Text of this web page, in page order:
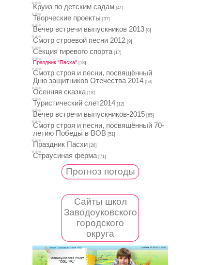
Круиз по детским садам [41]
Творческие проекты [37]
Вечер встречи выпускников 2013 [8]
Смотр строевой песни 2012 [9]
Секция гиревого спорта [17]
Праздник "Пасха" [18]
Смотр строя и песни, посвящённый
Дню защитников Отечества 2014 [53]
Осенняя сказка [18]
Туристический слёт2014 [12]
Вечер встречи выпускников-2015 [65]
Смотр строя и песни, посвящённый 70-
летию Победы в ВОВ [51]
Праздник Пасхи [26]
Страусиная ферма [71]
Прогноз погоды
Сайты школ
Заводоуковского
городского
округа